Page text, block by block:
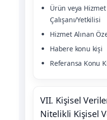
Ürün veya
Çalışanı/Yetkilisi
Hizmet Alınan
Habere konu kişi
Referansa Konu
VII. Kişisel
Nitelikli Kişisel